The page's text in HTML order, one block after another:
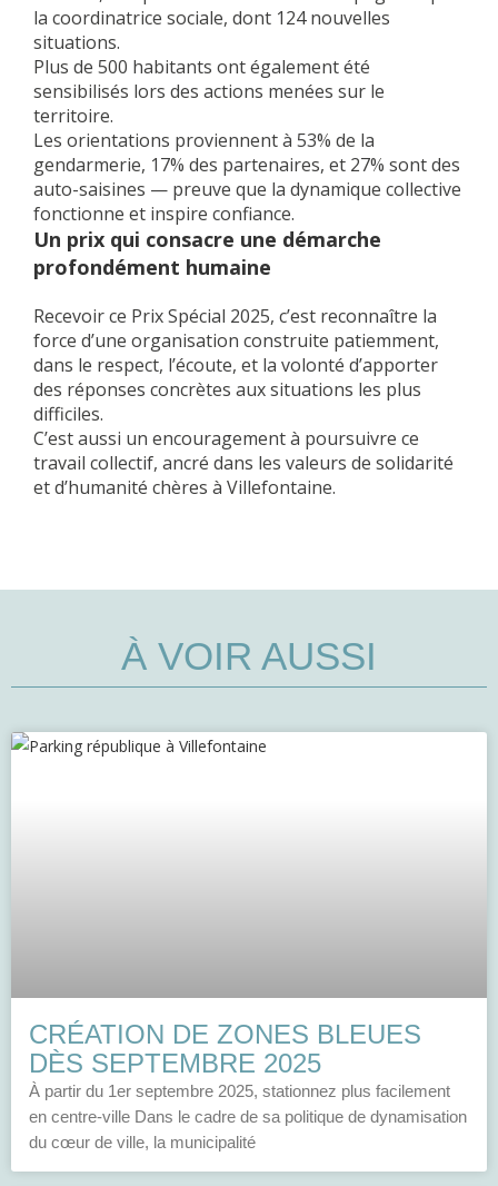
la coordinatrice sociale, dont 124 nouvelles
situations.
Plus de 500 habitants ont également été
sensibilisés lors des actions menées sur le
territoire.
Les orientations proviennent à 53% de la
gendarmerie, 17% des partenaires, et 27% sont des
auto-saisines — preuve que la dynamique collective
fonctionne et inspire confiance.
Un prix qui consacre une démarche
profondément humaine
Recevoir ce Prix Spécial 2025, c’est reconnaître la
force d’une organisation construite patiemment,
dans le respect, l’écoute, et la volonté d’apporter
des réponses concrètes aux situations les plus
difficiles.
C’est aussi un encouragement à poursuivre ce
travail collectif, ancré dans les valeurs de solidarité
et d’humanité chères à Villefontaine.
À VOIR AUSSI
CRÉATION DE ZONES BLEUES
DÈS SEPTEMBRE 2025
À partir du 1er septembre 2025, stationnez plus facilement
en centre-ville Dans le cadre de sa politique de dynamisation
du cœur de ville, la municipalité